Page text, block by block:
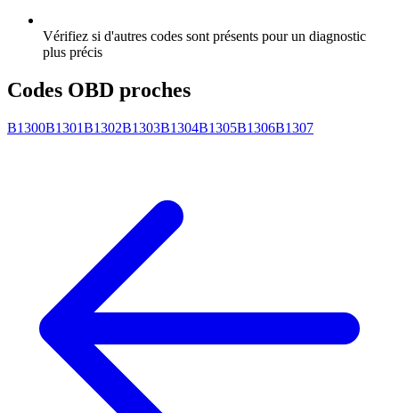
Vérifiez si d'autres codes sont présents pour un diagnostic
plus précis
Codes OBD proches
B1300B1301B1302B1303B1304B1305B1306B1307